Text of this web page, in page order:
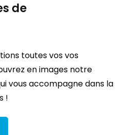
de
toutes vos vos
en images notre
vous accompagne dans la
!